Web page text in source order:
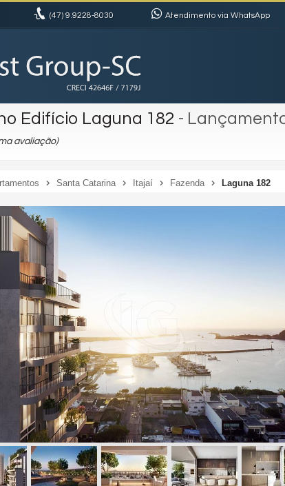
(47) 9.9228-8030 Atendimento via WhatsApp
Edifício Laguna 182 -
avaliação)
Santa Catarina Itajaí Fazenda Laguna 182